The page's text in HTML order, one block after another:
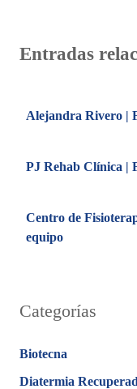
Entradas
Alejandra Rivero |
PJ Rehab Clínica |
Centro de
equipo
Categorías
Biotecna
Diatermia